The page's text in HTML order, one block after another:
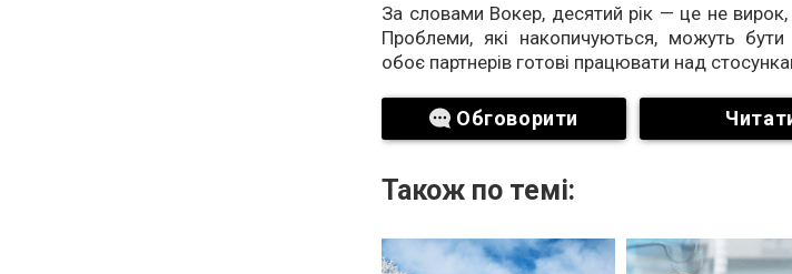
За словами Вокер, десятий рік — це не вирок,
Проблеми, які накопичуються, можуть
обоє партнерів готові працювати над
Обговорити
Також по темі: